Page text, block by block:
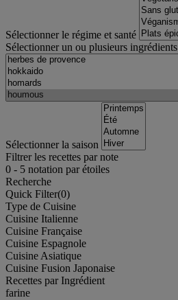
Sélectionner le régime et santé
Sélectionner un ou plusieurs ingrédients
Sélectionner la saison
Filtrer les recettes par note
0 - 5 notation par étoiles
Recherche
Quick Filter(0)
Type de Cuisine
Cuisine Italienne
Cuisine Française
Cuisine Espagnole
Cuisine Asiatique
Cuisine Fusion Japonaise
Recettes par Ingrédient
farine